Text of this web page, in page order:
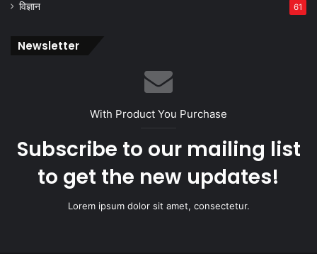
विज्ञान 61
Newsletter
With Product You Purchase
Subscribe to our mailing list
to get the new updates!
Lorem ipsum dolor sit amet, consectetur.